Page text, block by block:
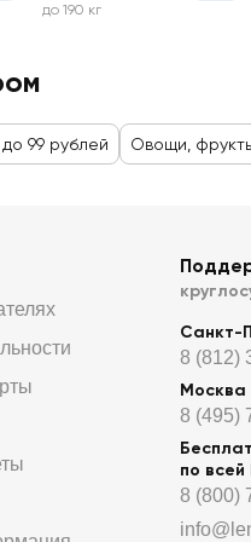
до 190 кг
99 рублей Овощи,
Санкт-
8 (812)
8 (495)
по всей
8 (800)